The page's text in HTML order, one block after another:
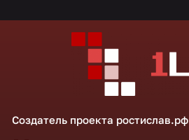
Создатель проекта ростислав.рф